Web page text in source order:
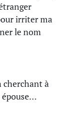
irriter ma
le nom
cherchant à
épouse…